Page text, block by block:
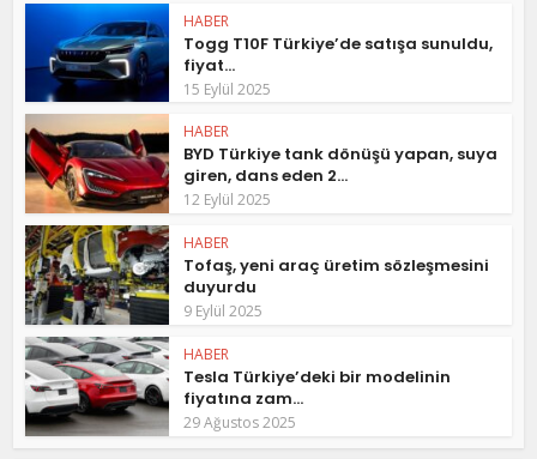
HABER
Togg T10F Türkiye’de satışa sunuldu,
fiyat...
15 Eylül 2025
HABER
BYD Türkiye tank dönüşü yapan, suya
giren, dans eden 2...
12 Eylül 2025
HABER
Tofaş, yeni araç üretim sözleşmesini
duyurdu
9 Eylül 2025
HABER
Tesla Türkiye’deki bir modelinin
fiyatına zam...
29 Ağustos 2025